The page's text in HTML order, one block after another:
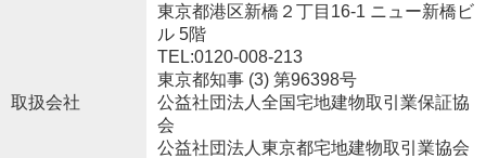
取扱会社
東京都港区新橋２丁目16-1 ニュー新橋ビ
ル 5階
TEL:0120-008-213
東京都知事 (3) 第96398号
公益社団法人全国宅地建物取引業保証協
会
公益社団法人東京都宅地建物取引業協会